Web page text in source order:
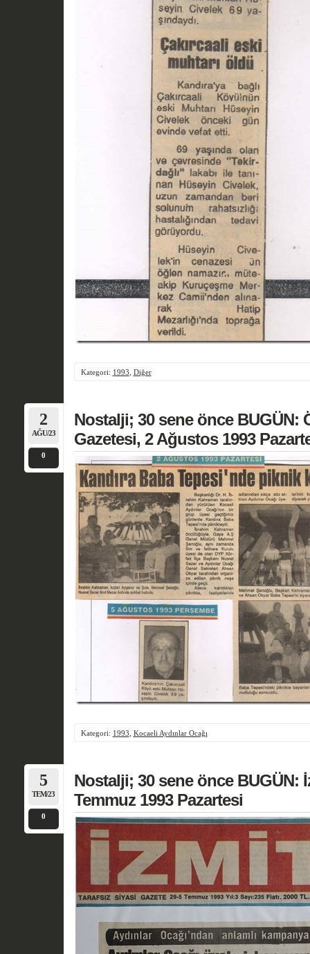
Kategori: 1993 Diğer
2
AĞU/23
0
Nostalji; 30 sene önce BUGÜN:
Gazetesi, 2 Ağustos 1993
Kategori: 1993 Kocaeli Aydınlar Ocağı
5
TEM/23
0
Nostalji; 30 sene önce BUGÜN:
Temmuz 1993 Pazartesi